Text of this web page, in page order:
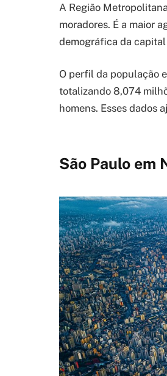
A Região
moradores. É a maior
demográfica da capital
O perfil da população
totalizando 8,074
homens. Esses dados
São Paulo em